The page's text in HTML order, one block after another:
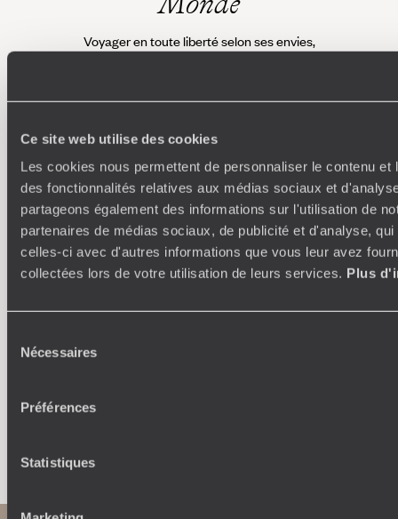
Ce site web utilise des cookies
Les cookies nous permettent de personnaliser le contenu et
des fonctionnalités relatives aux médias sociaux et
partageons également des informations sur l'utilisation de
partenaires de médias sociaux, de publicité et d'analyse,
celles-ci avec d'autres informations que vous leur avez
collectées lors de votre utilisation de leurs services. Plus
Nécessaires
Préférences
Statistiques
Voyager en toute liberté selon ses envies,
Où je veux
250 conseillers spécialisés par pays et par régions :
À